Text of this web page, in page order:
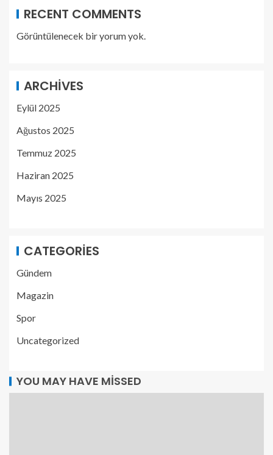
RECENT COMMENTS
Görüntülenecek bir yorum yok.
ARCHIVES
Eylül 2025
Ağustos 2025
Temmuz 2025
Haziran 2025
Mayıs 2025
CATEGORIES
Gündem
Magazin
Spor
Uncategorized
YOU MAY HAVE MISSED